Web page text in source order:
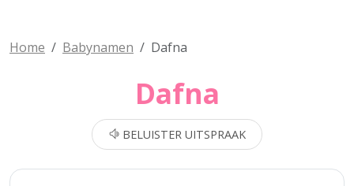
Home Babynamen Dafna
Dafna
BELUISTER UITSPRAAK